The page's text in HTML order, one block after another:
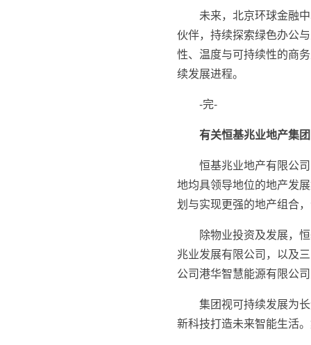
未来，北京环球金融
伙伴，持续探索绿色办公
性、温度与可持续性的商
续发展进程。
-完-
有关恒基兆业地产集团
恒基兆业地产有限公
地均具领导地位的地产发
划与实现更强的地产组合
除物业投资及发展，
兆业发展有限公司，以及
公司港华智慧能源有限公
集团视可持续发展为
新科技打造未来智能生活